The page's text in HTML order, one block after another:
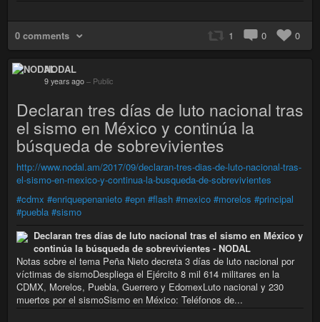
0 comments 1 0 0
NODAL
9 years ago – Public
Declaran tres días de luto nacional tras
el sismo en México y continúa la
búsqueda de sobrevivientes
http://www.nodal.am/2017/09/declaran-tres-dias-de-luto-nacional-tras-
el-sismo-en-mexico-y-continua-la-busqueda-de-sobrevivientes
#cdmx #enriquepenanieto #epn #flash #mexico #morelos #principal
#puebla #sismo
Declaran tres días de luto nacional tras el sismo en México y
continúa la búsqueda de sobrevivientes - NODAL
Notas sobre el tema Peña Nieto decreta 3 días de luto nacional por
víctimas de sismoDespliega el Ejército 8 mil 614 militares en la
CDMX, Morelos, Puebla, Guerrero y EdomexLuto nacional y 230
muertos por el sismoSismo en México: Teléfonos de...